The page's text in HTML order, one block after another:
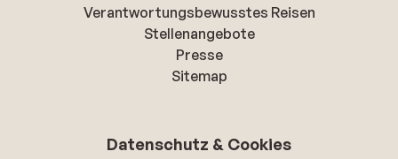
Verantwortungsbewusstes Reisen
Stellenangebote
Presse
Sitemap
Datenschutz & Cookies